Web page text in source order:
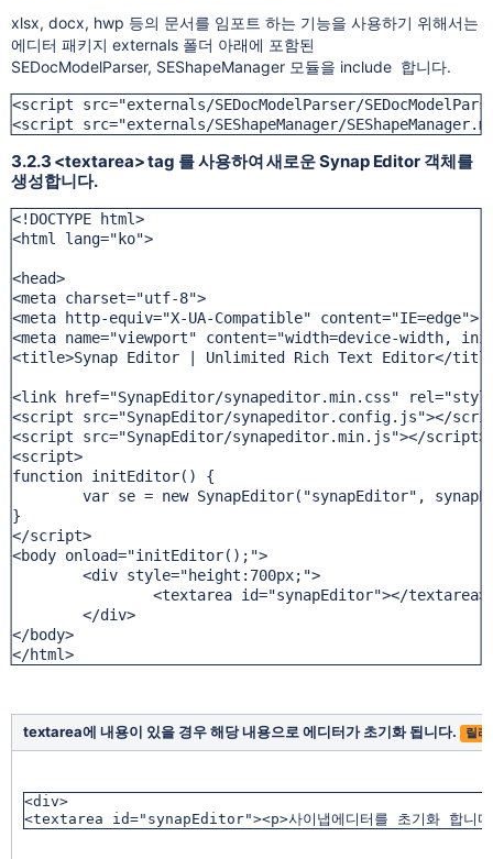
xlsx, docx, hwp 등의 문서를 임포트 하는 기능을 사용하기 위해서는
에디터 패키지 externals 폴더 아래에 포함된
SEDocModelParser, SEShapeManager 모듈을 include 합니다.
<script src="externals/SEDocModelParser/
<script src="externals/SEShapeManager/
3.2.3 <textarea> tag 를 사용하여 새로운 Synap Editor 객체를
생성합니다.
<!DOCTYPE html>
<html lang="ko">
<head>
<meta charset="utf-8">
<meta http-equiv="X-UA-Compatible" content="IE=edge">
<meta name="viewport" content="width=device-width,
<title>Synap Editor | Unlimited Rich Text Editor</
<link href="SynapEditor/synapeditor.min.css"
<script src="SynapEditor/synapeditor.config.js"></
<script src="SynapEditor/synapeditor.min.js"></script>
<script>
function initEditor() {
var se = new SynapEditor("synapEditor",
}
</script>
<body onload="initEditor();">
	<div style="height:700px;">
		<textarea id="synapEditor"></textarea>
	</div>
</body>
</html>
textarea에 내용이 있을 경우 해당 내용으로 에디터가 초기화 됩니다. 릴
<div>
<textarea id="synapEditor"><p>사이냅에디터를 초기화 합